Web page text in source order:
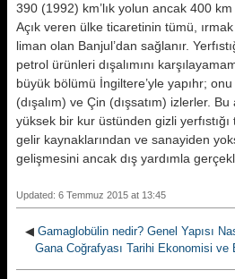
390 (1992) km’lık yolun ancak 400
Açık veren ülke ticaretinin tümü,
liman olan Banjul’dan sağlanır.
petrol ürünleri dışalımını
büyük bölümü İngiltere’yle yapıhr;
(dışalım) ve Çin (dışsatım) izlerler.
yüksek bir kur üstünden gizli
gelir kaynaklarından ve sanayiden
gelişmesini ancak dış yardımla
Updated: 6 Temmuz 2015 at 13:45
◀ Gamaglobülin nedir? Genel Yapısı
Gana Coğrafyası Tarihi Ekonomisi ve